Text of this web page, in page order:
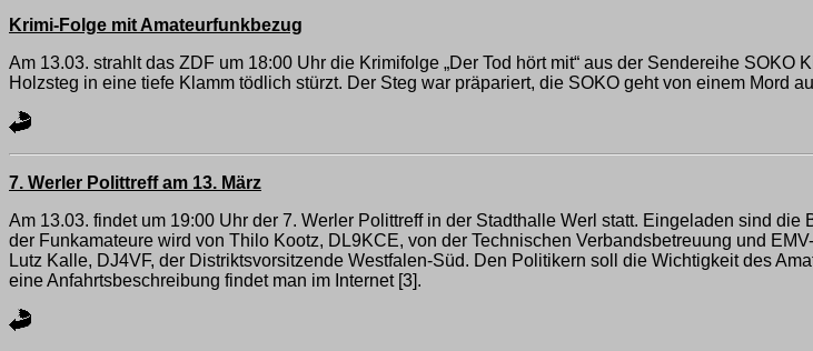
Krimi-Folge mit Amateurfunkbezug
Am 13.03. strahlt das ZDF um 18:00 Uhr die Krimifolge „Der Tod hört mit“ aus der Sendereihe
Holzsteg in eine tiefe Klamm tödlich stürzt. Der Steg war präpariert, die SOKO geht von einem Mord
7. Werler Polittreff am 13. März
Am 13.03. findet um 19:00 Uhr der 7. Werler Polittreff in der Stadthalle Werl statt. Eingeladen sind
der Funkamateure wird von Thilo Kootz, DL9KCE, von der Technischen Verbandsbetreuung und
Lutz Kalle, DJ4VF, der Distriktsvorsitzende Westfalen-Süd. Den Politikern soll die Wichtigkeit des
eine Anfahrtsbeschreibung findet man im Internet [3].